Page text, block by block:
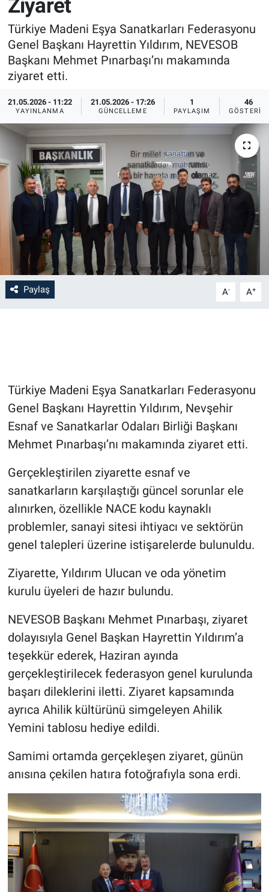
Ziyaret
Türkiye Madeni Eşya Sanatkarları Federasyonu
Genel Başkanı Hayrettin Yıldırım, NEVESOB
Başkanı Mehmet Pınarbaşı’nı makamında
ziyaret etti.
21.05.2026 - 11:22
YAYINLANMA
21.05.2026 - 17:26
GÜNCELLEME
1
PAYLAŞIM
46
GÖSTERIM
Paylaş A- A+
Türkiye Madeni Eşya Sanatkarları Federasyonu
Genel Başkanı Hayrettin Yıldırım, Nevşehir
Esnaf ve Sanatkarlar Odaları Birliği Başkanı
Mehmet Pınarbaşı’nı makamında ziyaret etti.
Gerçekleştirilen ziyarette esnaf ve
sanatkarların karşılaştığı güncel sorunlar ele
alınırken, özellikle NACE kodu kaynaklı
problemler, sanayi sitesi ihtiyacı ve sektörün
genel talepleri üzerine istişarelerde bulunuldu.
Ziyarette, Yıldırım Ulucan ve oda yönetim
kurulu üyeleri de hazır bulundu.
NEVESOB Başkanı Mehmet Pınarbaşı, ziyaret
dolayısıyla Genel Başkan Hayrettin Yıldırım’a
teşekkür ederek, Haziran ayında
gerçekleştirilecek federasyon genel kurulunda
başarı dileklerini iletti. Ziyaret kapsamında
ayrıca Ahilik kültürünü simgeleyen Ahilik
Yemini tablosu hediye edildi.
Samimi ortamda gerçekleşen ziyaret, günün
anısına çekilen hatıra fotoğrafıyla sona erdi.
Sağlık
Yerel
Genel
Asayiş
İlan - Duyuru- Mesaj
Türkiye Gündemi
Sizden Gelenler
Yaşam
Sağlık
Eğitim
Kültür
3.Sayfa
Medya
Bilim-Tek
Kayseri
Niğde
Aksaray
Kırşehir
Yerel
Genel
Asayiş
Politika
Magazin
Çevre
Haberde İnsan
İlan - Duyuru- Mesaj
Türkiye Gündemi
Sizden Gelenler